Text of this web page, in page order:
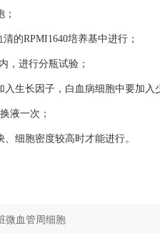
RPMI1640培养基中进行；
进行分瓶试验；
生长因子，白血病细胞中要加入
液一次；
细胞密度较高时才能进行。